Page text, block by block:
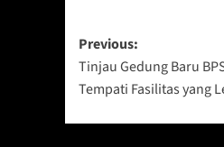
Post
navigation
Previous:
Tinjau Gedung Baru
Tempati Fasilitas yang